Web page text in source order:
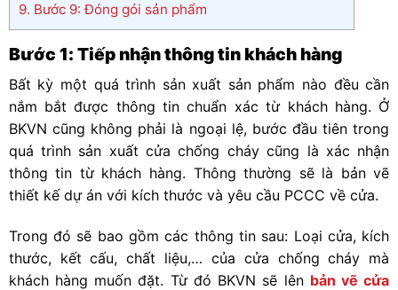
9. Bước 9: Đóng gói sản phẩm
Bước 1: Tiếp nhận thông tin khách hàng
Bất kỳ một quá trình sản xuất sản phẩm nào đều cần
nắm bắt được thông tin chuẩn xác từ khách hàng. Ở
BKVN cũng không phải là ngoại lệ, bước đầu tiên trong
quá trình sản xuất cửa chống cháy cũng là xác nhận
thông tin từ khách hàng. Thông thường sẽ là bản vẽ
thiết kế dự án với kích thước và yêu cầu PCCC về cửa.
Trong đó sẽ bao gồm các thông tin sau: Loại cửa, kích
thước, kết cấu, chất liệu,… của cửa chống cháy mà
khách hàng muốn đặt. Từ đó BKVN sẽ lên bản vẽ cửa